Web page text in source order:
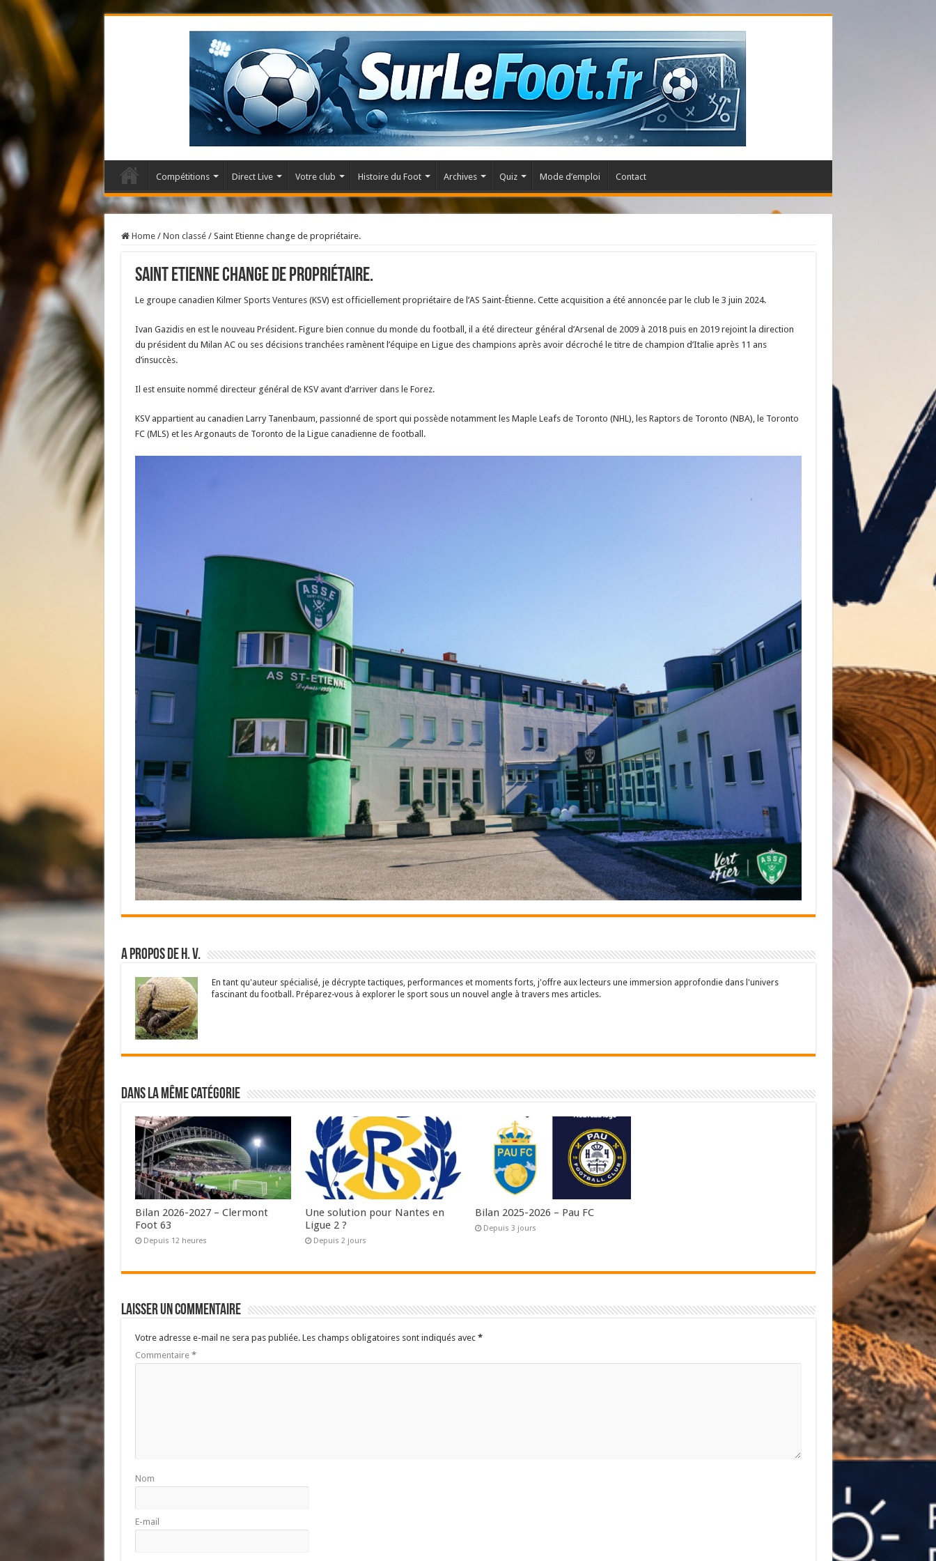
Compétitions Direct Live Votre club Histoire du Foot Archives Quiz Mode d’emploi Contact
Home / Non classé / Saint Etienne change de propriétaire.
Saint Etienne change de propriétaire.
Le groupe canadien Kilmer Sports Ventures (KSV) est officiellement propriétaire de l’AS Saint-Étienne. Cette acquisition a été annoncée par le club le 3 juin 2024.
Ivan Gazidis en est le nouveau Président. Figure bien connue du monde du football, il a été directeur général d’Arsenal de 2009 à 2018 puis en 2019 rejoint la direction
du président du Milan AC ou ses décisions tranchées ramènent l’équipe en Ligue des champions après avoir décroché le titre de champion d’Italie après 11 ans
d’insuccès.
Il est ensuite nommé directeur général de KSV avant d’arriver dans le Forez.
KSV appartient au canadien Larry Tanenbaum, passionné de sport qui possède notamment les Maple Leafs de Toronto (NHL), les Raptors de Toronto (NBA), le Toronto
FC (MLS) et les Argonauts de Toronto de la Ligue canadienne de football.
A propos de H. V.
En tant qu'auteur spécialisé, je décrypte tactiques, performances et moments forts, j'offre aux lecteurs une immersion approfondie dans l'univers
fascinant du football. Préparez-vous à explorer le sport sous un nouvel angle à travers mes articles.
Dans la même catégorie
Bilan 2026-2027 – Clermont
Foot 63
Depuis 12 heures
Une solution pour Nantes en
Ligue 2 ?
Depuis 2 jours
Bilan 2025-2026 – Pau FC
Depuis 3 jours
Laisser un commentaire
Votre adresse e-mail ne sera pas publiée. Les champs obligatoires sont indiqués avec *
Commentaire *
Nom
E-mail